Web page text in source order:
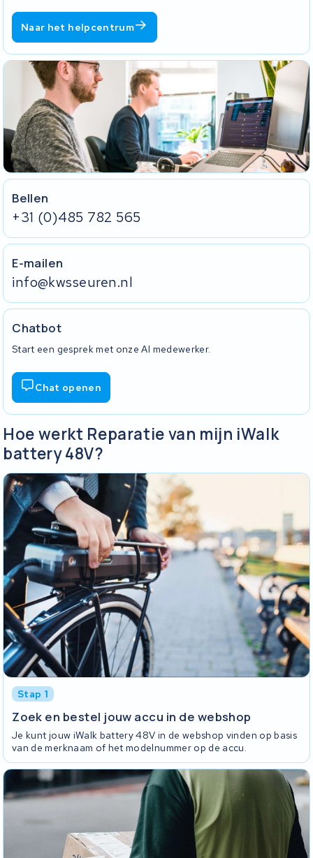
Naar het helpcentrum
Bellen
+31 (0)485 782 565
E-mailen
info@kwsseuren.nl
Chatbot
Start een gesprek met onze AI medewerker.
Chat openen
Hoe werkt Reparatie van mijn iWalk
battery 48V?
Stap 1
Zoek en bestel jouw accu in de webshop
Je kunt jouw iWalk battery 48V in de webshop vinden op basis
van de merknaam of het modelnummer op de accu.